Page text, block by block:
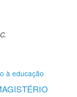
à educação